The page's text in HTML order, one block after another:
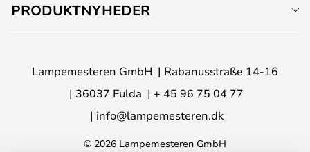
PRODUKTNYHEDER
Lampemesteren GmbH
Rabanusstraße 14-16
36037 Fulda
+ 45 96 75 04 77
info@lampemesteren.dk
© 2026 Lampemesteren GmbH